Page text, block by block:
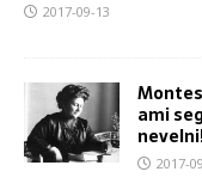
2017-09-13
ami
2017-